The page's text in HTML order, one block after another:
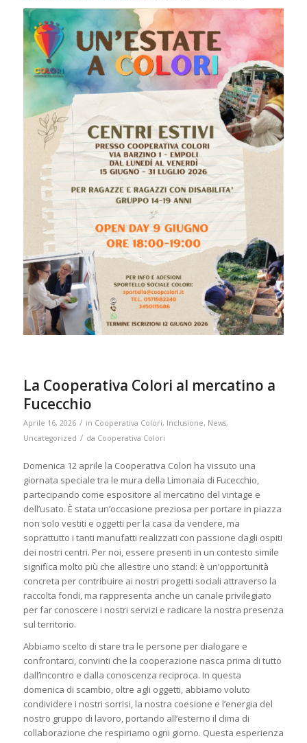
La Cooperativa Colori al mercatino a
Fucecchio
Aprile 16, 2026 / in Cooperativa Colori, Inclusione, News,
Uncategorized / da Cooperativa Colori
Domenica 12 aprile la Cooperativa Colori ha vissuto una
giornata speciale tra le mura della Limonaia di Fucecchio,
partecipando come espositore al mercatino del vintage e
dell’usato. È stata un’occasione preziosa per portare in piazza
non solo vestiti e oggetti per la casa da vendere, ma
soprattutto i tanti manufatti realizzati con passione dagli ospiti
dei nostri centri. Per noi, essere presenti in un contesto simile
significa molto più che allestire uno stand: è un’opportunità
concreta per contribuire ai nostri progetti sociali attraverso la
raccolta fondi, ma rappresenta anche un canale privilegiato
per far conoscere i nostri servizi e radicare la nostra presenza
sul territorio.
Abbiamo scelto di stare tra le persone per dialogare e
confrontarci, convinti che la cooperazione nasca prima di tutto
dall’incontro e dalla conoscenza reciproca. In questa
domenica di scambio, oltre agli oggetti, abbiamo voluto
condividere i nostri sorrisi, la nostra coesione e l’energia del
nostro gruppo di lavoro, portando all’esterno il clima di
collaborazione che respiriamo ogni giorno. Questa esperienza